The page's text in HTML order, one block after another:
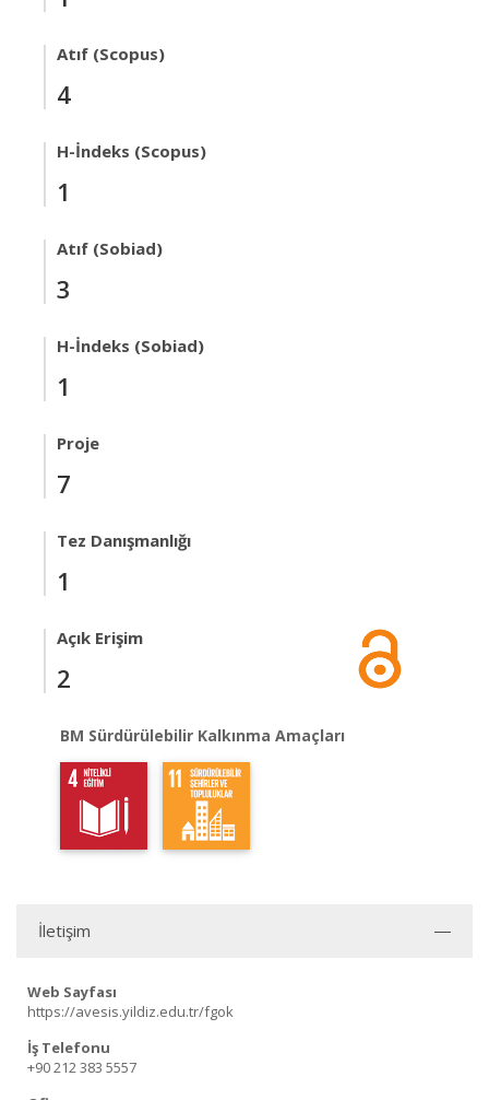
Atıf (Scopus)
4
H-İndeks (Scopus)
1
Atıf (Sobiad)
3
H-İndeks (Sobiad)
1
Proje
7
Tez Danışmanlığı
1
Açık Erişim
2
BM Sürdürülebilir Kalkınma Amaçları
İletişim
Web Sayfası
https://avesis.yildiz.edu.tr/fgok
İş Telefonu
+90 212 383 5557